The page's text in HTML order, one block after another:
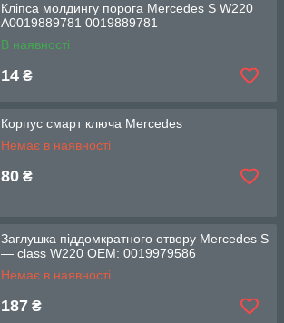
Кліпса молдингу порога Mercedes S W220
A0019889781 0019889781
В наявності
14 ₴
Корпус смарт ключа Mercedes
Немає в наявності
80 ₴
Заглушка піддомкратного отвору Mercedes S
— class W220 OEM: 0019979586
Немає в наявності
187 ₴